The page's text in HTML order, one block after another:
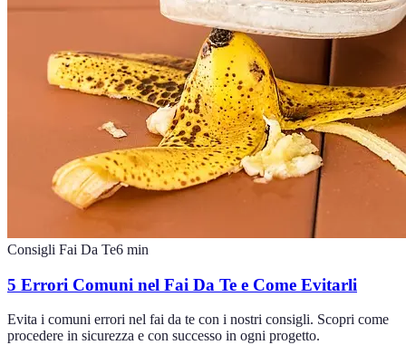
Consigli Fai Da Te6 min
5 Errori Comuni nel Fai Da Te e Come Evitarli
Evita i comuni errori nel fai da te con i nostri consigli. Scopri come
procedere in sicurezza e con successo in ogni progetto.